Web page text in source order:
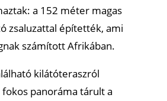
a 152 méter magas
zsaluzattal építették, ami
számított Afrikában.
kilátóteraszról
panoráma tárult a